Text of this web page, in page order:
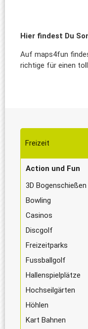
Hier findest Du
Auf maps4fun
richtige für einen
Freizeit
Action und Fun
3D Bogenschießen
Bowling
Casinos
Discgolf
Freizeitparks
Fussballgolf
Hallenspielplätze
Hochseilgärten
Höhlen
Kart Bahnen